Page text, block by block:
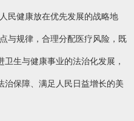
民健康放在优先发展的战略地
与规律，合理分配医疗风险，既
生与健康事业的法治化发展，
治保障、满足人民日益增长的美